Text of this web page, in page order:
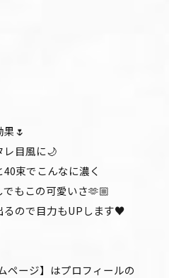
本）
🌷
レ目風に🌙
束でこんなに濃く
もこの可愛いさ🫶🏼
るので目力もUPします♥️
ページ】はプロフィールの